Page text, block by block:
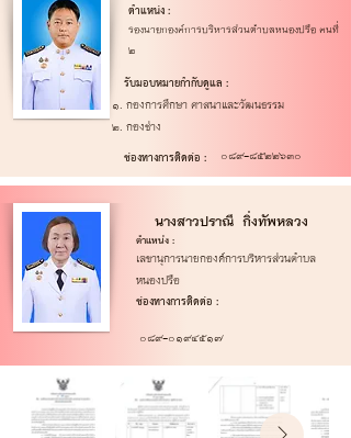
ตำแหน่ง :
รองนายกองค์การบริหารส่วนตำบลหนองปรือ คนที่
๒
รับมอบหมายกำกับดูแล :
กองการศึกษา ศาสนาและวัฒนธรรม
กองช่าง
ช่องทางการติดต่อ : 0๘๙-๘๕๒๒๖๓๐
นางสาวปราณี กิ่งทัพหลวง
ตำแหน่ง :
เลขานุการนายกองค์การบริหารส่วนตำบล
หนองปรือ
ช่องทางการติดต่อ :
๐๘๙-๐๑๙๔๕๑๗